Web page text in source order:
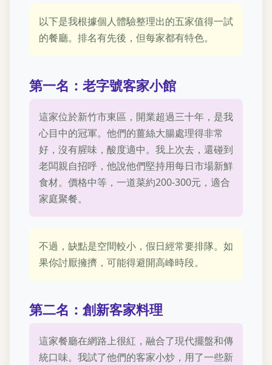
以下是我根據個人體驗整理出的五家值得一試
的餐廳。排名有先後，但每家都有特色。
第一名：老字號客家小館
這家位於新竹市東區，開業超過三十年，是我
心目中的冠軍。他們的薑絲大腸處理得非常
好，沒有腥味，酸度適中。我上次去，還碰到
老闆親自招呼，他說他們堅持用每日市場新鮮
食材。價格中等，一道菜約200-300元，適合
家庭聚餐。
不過，缺點是空間較小，假日經常要排隊。如
果你討厭擁擠，可能得避開高峰時段。
第二名：創新客家料理
這家餐廳在網路上很紅，融合了現代擺盤和傳
統口味。我試了他們的客家小炒，用了一些新